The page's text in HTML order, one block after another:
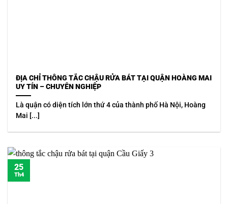
ĐỊA CHỈ THÔNG TẮC CHẬU RỬA BÁT TẠI QUẬN HOÀNG MAI
UY TÍN – CHUYÊN NGHIỆP
Là quận có diện tích lớn thứ 4 của thành phố Hà Nội, Hoàng
Mai [...]
25
Th4